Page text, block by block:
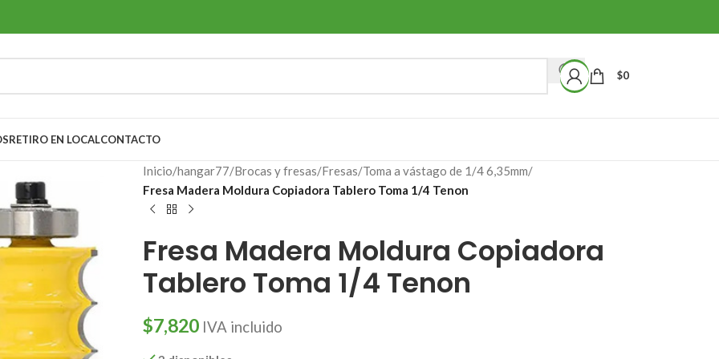
$0
RETIRO EN LOCALCONTACTO
Inicio/hangar77/Brocas y fresas/Fresas/Toma a vástago de 1/4 6,35mm/
Fresa Madera Moldura Copiadora Tablero Toma 1/4 Tenon
Fresa Madera Moldura Copiadora
Tablero Toma 1/4 Tenon
$7,820 IVA incluido